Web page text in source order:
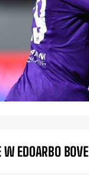
EDOARBO BOVE